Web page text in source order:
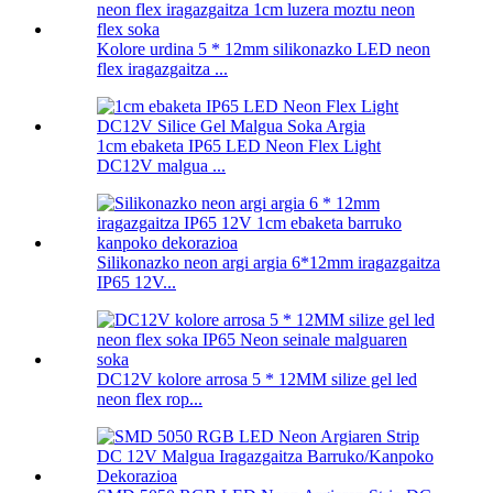
Kolore urdina 5 * 12mm silikonazko LED neon
flex iragazgaitza ...
1cm ebaketa IP65 LED Neon Flex Light
DC12V malgua ...
Silikonazko neon argi argia 6*12mm iragazgaitza
IP65 12V...
DC12V kolore arrosa 5 * 12MM silize gel led
neon flex rop...